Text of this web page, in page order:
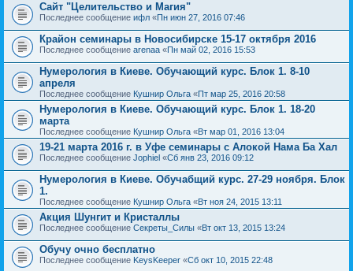
Сайт "Целительство и Магия"
Последнее сообщение ифл «Пн июн 27, 2016 07:46
Крайон семинары в Новосибирске 15-17 октября 2016
Последнее сообщение arenaa «Пн май 02, 2016 15:53
Нумерология в Киеве. Обучающий курс. Блок 1. 8-10
апреля
Последнее сообщение Кушнир Ольга «Пт мар 25, 2016 20:58
Нумерология в Киеве. Обучающий курс. Блок 1. 18-20
марта
Последнее сообщение Кушнир Ольга «Вт мар 01, 2016 13:04
19-21 марта 2016 г. в Уфе семинары с Алокой Нама Ба Хал
Последнее сообщение Jophiel «Сб янв 23, 2016 09:12
Нумерология в Киеве. Обучабщий курс. 27-29 ноября. Блок
1.
Последнее сообщение Кушнир Ольга «Вт ноя 24, 2015 13:11
Акция Шунгит и Кристаллы
Последнее сообщение Секреты_Силы «Вт окт 13, 2015 13:24
Обучу очно бесплатно
Последнее сообщение KeysKeeper «Сб окт 10, 2015 22:48